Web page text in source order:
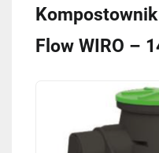
Flow WIRO –